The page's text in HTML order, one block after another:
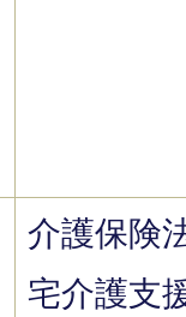
介護保険
宅介護支